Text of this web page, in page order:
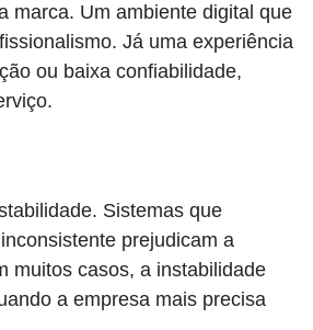
marca. Um ambiente digital que
Já uma experiência
ou baixa confiabilidade,
Sistemas que
prejudicam a
muitos casos, a instabilidade
a empresa mais precisa